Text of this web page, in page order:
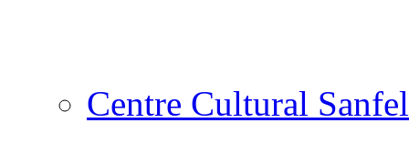
Centre Cultural